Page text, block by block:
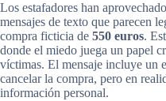
Los estafadores han
mensajes de texto que parecen
compra ficticia de 550 euros.
donde el miedo juega un papel
víctimas. El mensaje incluye un
cancelar la compra, pero en
información personal.